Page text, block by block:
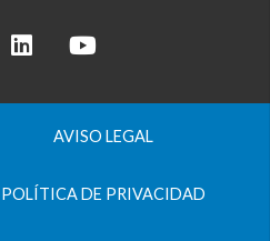
AVISO LEGAL
POLÍTICA DE PRIVACIDAD